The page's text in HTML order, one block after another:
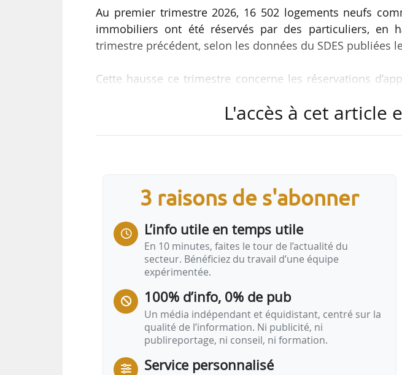
Au premier trimestre 2026, 16 502 logements neufs
immobiliers ont été réservés par des particuliers, en
trimestre précédent, selon les données du SDES publiées
Cette hausse ce trimestre concerne les réservations
logements en construction sur existant diminuent (-5,8 %).
rapport au T4 2025 et qui concerne autant les
vente. Le stock (encours) de logements disponibles est en…
L'accès à cet article
3 raisons de s'abonner
L’info utile en temps utile
En 10 minutes, faites le tour de l’actualité du
secteur. Bénéficiez du travail d’une équipe
expérimentée.
100% d’info, 0% de pub
Un média indépendant et équidistant, centré sur la
qualité de l’information. Ni publicité, ni
publireportage, ni conseil, ni formation.
Service personnalisé